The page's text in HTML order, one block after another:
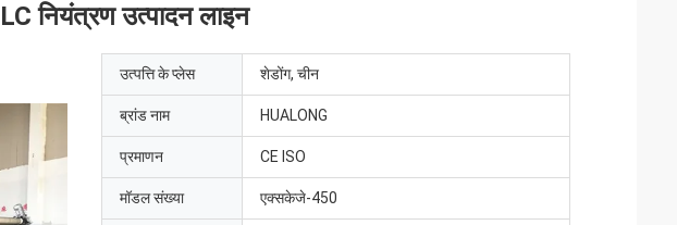
नियंत्रण उत्पादन लाइन
उत्पत्ति के प्लेस शेडोंग, चीन
ब्रांड नाम HUALONG
प्रमाणन CE ISO
मॉडल संख्या एक्सकेजे-450